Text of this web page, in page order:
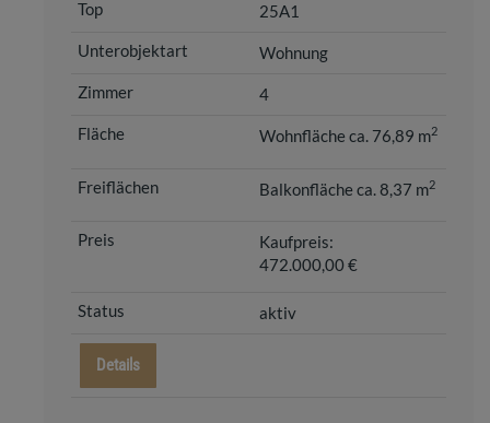
25A1
Wohnung
4
Wohnfläche ca. 76,89 m2
Balkonfläche ca. 8,37 m2
Kaufpreis:
472.000,00 €
aktiv
Details